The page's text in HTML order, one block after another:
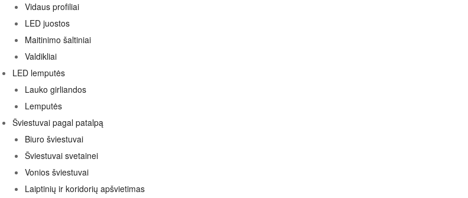
Vidaus profiliai
LED juostos
Maitinimo šaltiniai
Valdikliai
LED lemputės
Lauko girliandos
Lemputės
Šviestuvai pagal patalpą
Biuro šviestuvai
Šviestuvai svetainei
Vonios šviestuvai
Laiptinių ir koridorių apšvietimas